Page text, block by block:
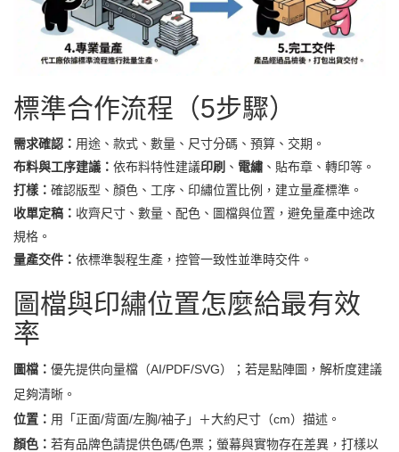
標準合作流程（5步驟）
需求確認： 用途、款式、數量、尺寸分碼、預算、交期。
布料與工序建議： 依布料特性建議印刷 、 電繡 、貼布章、轉印等。
打樣： 確認版型、顏色、工序、印繡位置比例，建立量產標準。
收單定稿： 收齊尺寸、數量、配色、圖檔與位置，避免量產中途改
規格。
量產交件： 依標準製程生產，控管一致性並準時交件。
圖檔與印繡位置怎麼給最有效
率
圖檔： 優先提供向量檔（AI/PDF/SVG）；若是點陣圖，解析度建議
足夠清晰。
位置： 用「正面/背面/左胸/袖子」＋大約尺寸（cm）描述。
顏色： 若有品牌色請提供色碼/色票；螢幕與實物存在差異，打樣以